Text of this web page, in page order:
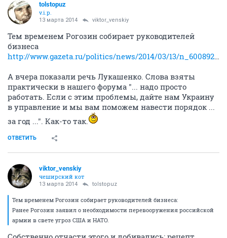
tolstopuz
v.i.p.
13 марта 2014 viktor_venskiy
Тем временем Рогозин собирает руководителей
бизнеса
http://www.gazeta.ru/politics/news/2014/03/13/n_6008921.shtml
А вчера показали речь Лукашенко. Слова взяты
практически в нашего форума "... надо просто
работать. Если с этим проблемы, дайте нам Украину
в управление и мы вам поможем навести порядок ...
за год ...". Как-то так.
ОТВЕТИТЬ
viktor_venskiy
чеширский кот
13 марта 2014 tolstopuz
Тем временем Рогозин собирает руководителей бизнеса:
Ранее Рогозин заявил о необходимости перевооружения российской
армии в свете угроз США и НАТО.